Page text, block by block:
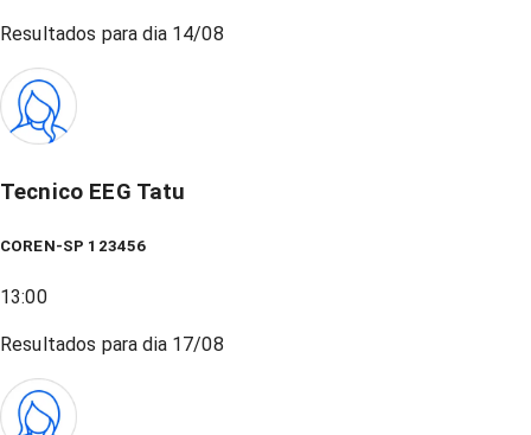
Resultados para dia 14/08
Tecnico EEG Tatu
COREN-SP 123456
13:00
Resultados para dia 17/08